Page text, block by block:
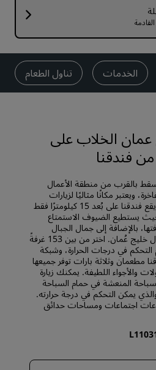
الخدمات تناول الطعام
الخلاب على
فندقنا
بالقرب من منطقة الأعمال
ويعتبر مكانًا مثاليًا لزيارات
العمل وعطلات الاسترخاء. يقع فندقنا على بُعد 15 كيلومترًا فقط
يستطيع الضيوف الاستمتاع
بالإضافة إلى جمال الجبال
والشواطىء القريبة على طول خليج عُمان. اختر من بين 153 غرفةً
التحكم في درجات الحرارة، وشبكة
مطعمان وثلاثة بارات توفر جميعها
والأجواء اللطيفة. يمكنك زيارة
المنعشة في حمام السباحة
يمكن التحكم في درجة حرارته.
اجتماعات ومساحات حدائق